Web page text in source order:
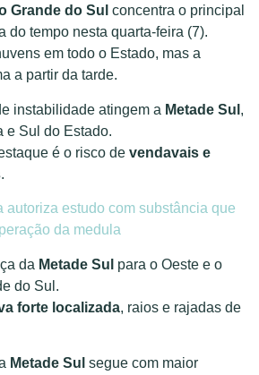
Grande do Sul concentra o principal
do tempo nesta quarta-feira (7).
em todo o Estado, mas a
a partir da tarde.
instabilidade atingem a Metade Sul ,
e Sul do Estado.
é o risco de vendavais e
.
autoriza estudo com substância que
da medula
da Metade Sul para o Oeste e o
do Sul.
forte localizada, raios e rajadas de
Metade Sul segue com maior